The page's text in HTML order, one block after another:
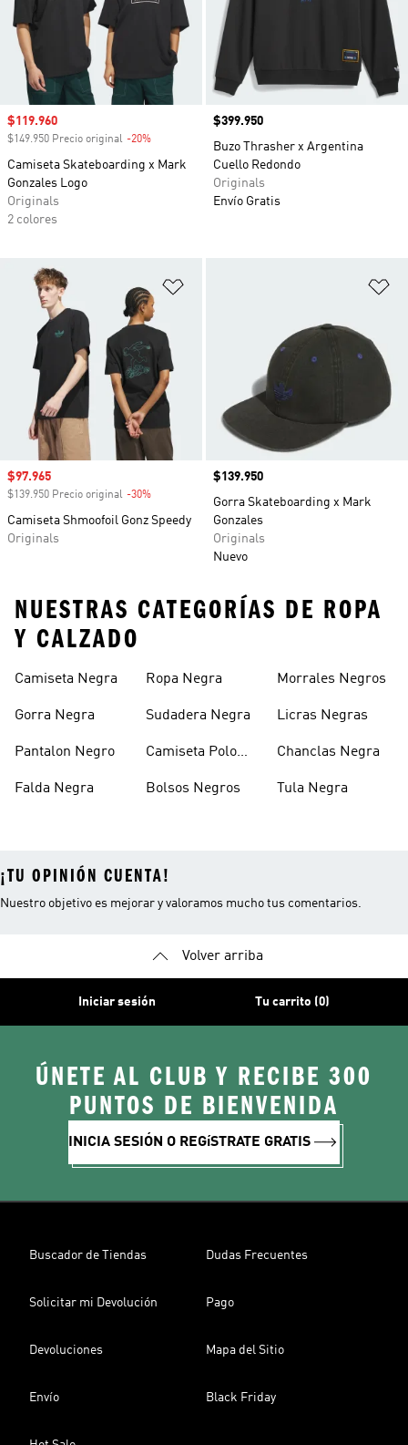
Precio de venta
$119.960
$149.950 Precio original -20%
Camiseta Skateboarding x Mark
Gonzales Logo
Originals
2 colores
Precio
$399.950
Buzo Thrasher x Argentina
Cuello Redondo
Originals
Envío Gratis
Precio de venta
$97.965
$139.950 Precio original -30%
Camiseta Shmoofoil Gonz Speedy
Originals
Precio
$139.950
Gorra Skateboarding x Mark
Gonzales
Originals
Nuevo
NUESTRAS CATEGORÍAS DE ROPA
Y CALZADO
Camiseta Negra
Gorra Negra
Pantalon Negro
Falda Negra
Ropa Negra
Sudadera Negra
Camiseta Polo
Bolsos Negros
Morrales Negros
Licras Negras
Chanclas Negra
Tula Negra
¡TU OPINIÓN CUENTA!
Nuestro objetivo es mejorar y valoramos mucho tus comentarios.
Volver arriba
Iniciar sesión Tu carrito (0)
ÚNETE AL CLUB Y RECIBE 300
PUNTOS DE BIENVENIDA
INICIA SESIÓN O REGíSTRATE GRATIS
Buscador de Tiendas Dudas Frecuentes
Solicitar mi Devolución Pago
Devoluciones Mapa del Sitio
Envío Black Friday